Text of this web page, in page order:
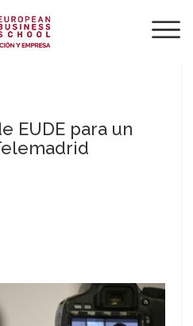
EUDE para un